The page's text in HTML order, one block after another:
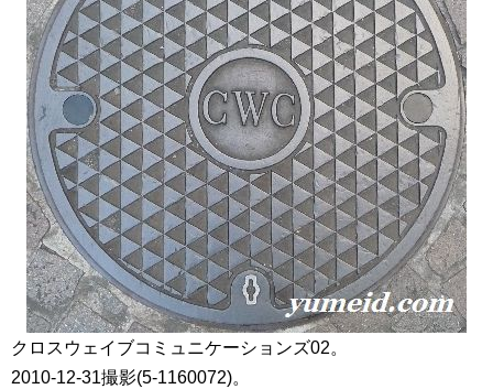
クロスウェイブコミュニケーションズ02。
2010-12-31撮影(5-1160072)。